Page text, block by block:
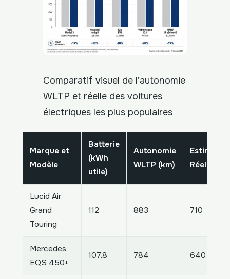
Comparatif visuel de l’autonomie
WLTP et réelle des voitures
électriques les plus populaires
Marque et
Modèle
Batterie
(kWh
utile)
Autonomie
WLTP (km)
Réelle
Lucid Air
Grand
Touring
112 883 710
Mercedes
EQS 450+
107,8 784 640